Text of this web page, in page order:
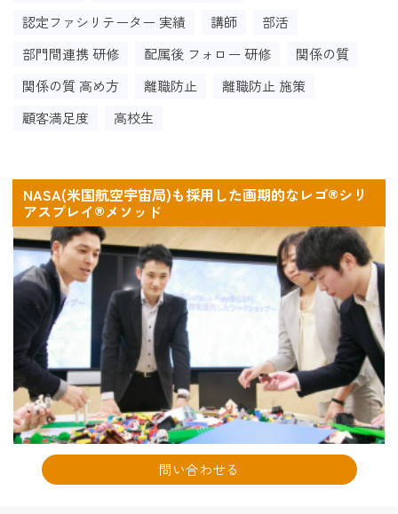
認定ファシリテーター 実績
講師
部活
部門間連携 研修
配属後 フォロー 研修
関係の質
関係の質 高め方
離職防止
離職防止 施策
顧客満足度
高校生
NASA(米国航空宇宙局)も採用した画期的なレゴ®シリ
アスプレイ®メソッド
問い合わせる